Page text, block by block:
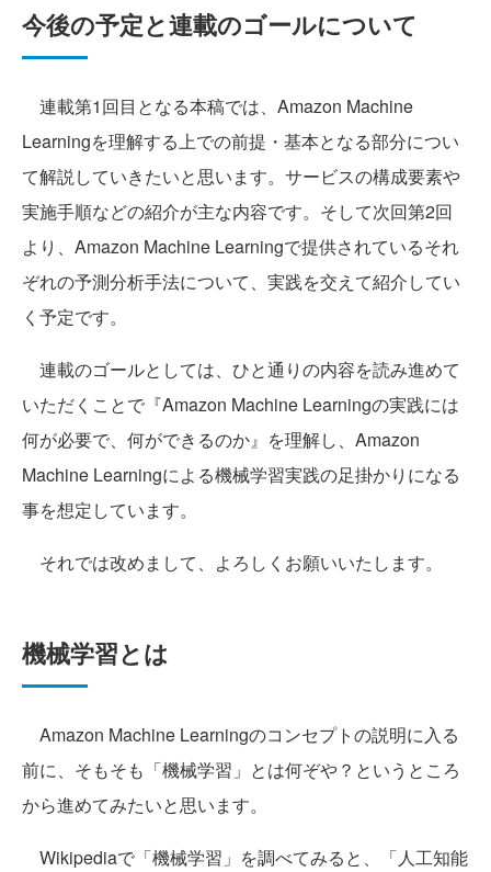
今後の予定と連載のゴールについて
連載第1回目となる本稿では、Amazon Machine
Learningを理解する上での前提・基本となる部分につい
て解説していきたいと思います。サービスの構成要素や
実施手順などの紹介が主な内容です。そして次回第2回
より、Amazon Machine Learningで提供されているそれ
ぞれの予測分析手法について、実践を交えて紹介してい
く予定です。
連載のゴールとしては、ひと通りの内容を読み進めて
いただくことで『Amazon Machine Learningの実践には
何が必要で、何ができるのか』を理解し、Amazon
Machine Learningによる機械学習実践の足掛かりになる
事を想定しています。
それでは改めまして、よろしくお願いいたします。
機械学習とは
Amazon Machine Learningのコンセプトの説明に入る
前に、そもそも「機械学習」とは何ぞや？というところ
から進めてみたいと思います。
Wikipediaで「機械学習」を調べてみると、「人工知能